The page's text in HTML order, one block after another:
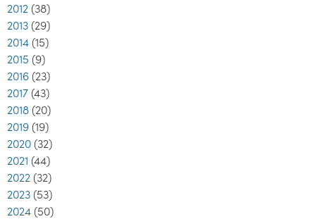
2012 (38)
2013 (29)
2014 (15)
2015 (9)
2016 (23)
2017 (43)
2018 (20)
2019 (19)
2020 (32)
2021 (44)
2022 (32)
2023 (53)
2024 (50)